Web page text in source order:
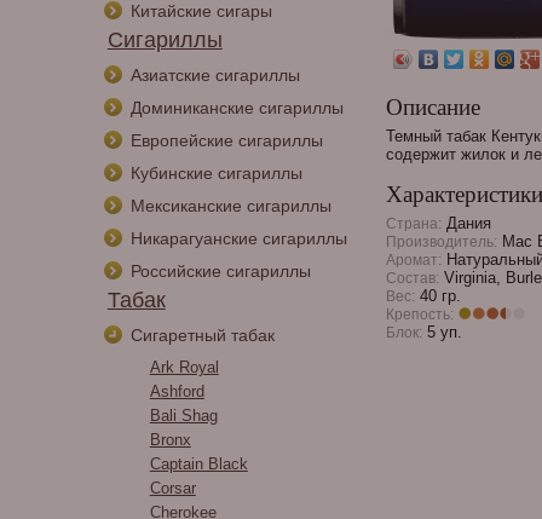
Китайские сигары
Сигариллы
Азиатские сигариллы
Доминиканские сигариллы
Европейские сигариллы
Кубинские сигариллы
Мексиканские сигариллы
Никарагуанские сигариллы
Российские сигариллы
Табак
Сигаретный табак
Ark Royal
Ashford
Bali Shag
Bronx
Captain Black
Corsar
Cherokee
Описание
Темный табак
содержит жилок и
Характеристики
Страна: Дания
Производитель: Mac
Аромат:
Состав: Virginia,
Вес: 40 гр.
Крепость:
Блок: 5 уп.